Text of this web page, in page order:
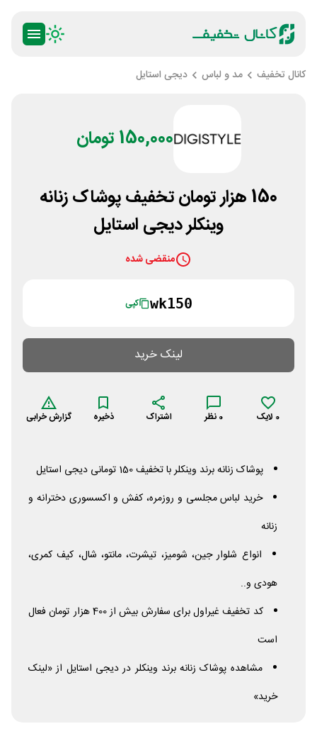
کانال تخفیف مد و لباس دیجی استایل
150,000 تومان
150 هزار تومان تخفیف پوشاک زنانه
وینکلر دیجی استایل
منقضی شده
wk150 کپی
لینک خرید
0 لایک 0 نظر اشتراک ذخیره گزارش خرابی
پوشاک زنانه برند وینکلر با تخفیف 150 تومانی دیجی استایل
خرید لباس مجلسی و روزمره، کفش و اکسسوری دخترانه و
زنانه
انواع شلوار جین، شومیز، تیشرت، مانتو، شال، کیف کمری،
هودی و..
کد تخفیف غیراول برای سفارش بیش از 400 هزار تومان فعال
است
مشاهده پوشاک زنانه برند وینکلر در دیجی استایل از «لینک
خرید»